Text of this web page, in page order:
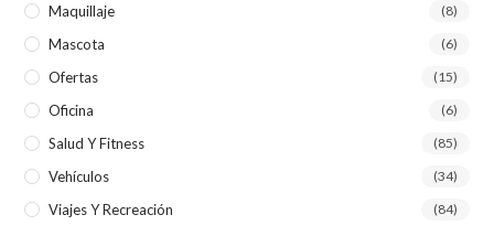
Maquillaje (8)
Mascota (6)
Ofertas (15)
Oficina (6)
Salud Y Fitness (85)
Vehículos (34)
Viajes Y Recreación (84)